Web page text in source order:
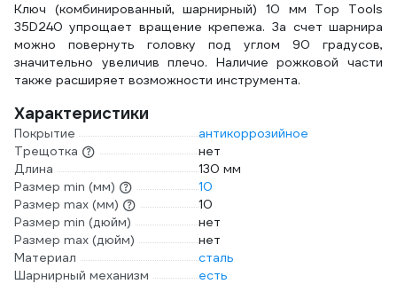
Ключ (комбинированный, шарнирный) 10 мм Top Tools
35D240 упрощает вращение крепежа. За счет шарнира
можно повернуть головку под углом 90 градусов,
значительно увеличив плечо. Наличие рожковой части
также расширяет возможности инструмента.
Характеристики
Покрытие
антикоррозийное
Трещотка
нет
Длина
130 мм
Размер min (мм)
10
Размер max (мм)
10
Размер min (дюйм)
нет
Размер max (дюйм)
нет
Материал
сталь
Шарнирный механизм
есть